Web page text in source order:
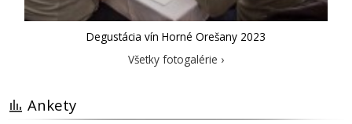
Degustácia vín Horné Orešany 2023
Všetky fotogalérie ›
Ankety